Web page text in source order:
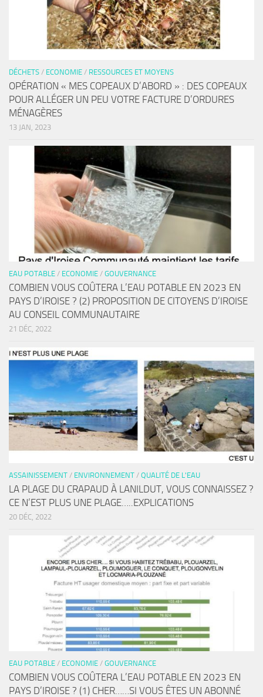
DÉCHETS / ECONOMIE / RESSOURCES ET MOYENS
OPÉRATION « MES COPEAUX D’ABORD » : DES COPEAUX
POUR ALLÉGER UN PEU VOTRE FACTURE D’ORDURES
MÉNAGÈRES
13 JAN, 2023
EAU POTABLE / ECONOMIE / GOUVERNANCE
COMBIEN VOUS COÛTERA L’EAU POTABLE EN 2023 EN
PAYS D’IROISE ? (2) PROPOSITION DE CITOYENS D’IROISE
AU CONSEIL COMMUNAUTAIRE
21 DÉC, 2022
ASSAINISSEMENT / ENVIRONNEMENT / QUALITÉ DE L'EAU
LA PLAGE DU CRAPAUD À LANILDUT, VOUS CONNAISSEZ ?
CE N’EST PLUS UNE PLAGE…..EXPLICATIONS
20 DÉC, 2022
EAU POTABLE / ECONOMIE / GOUVERNANCE
COMBIEN VOUS COÛTERA L’EAU POTABLE EN 2023 EN
PAYS D’IROISE ? (1) CHER……SI VOUS ÊTES UN ABONNÉ